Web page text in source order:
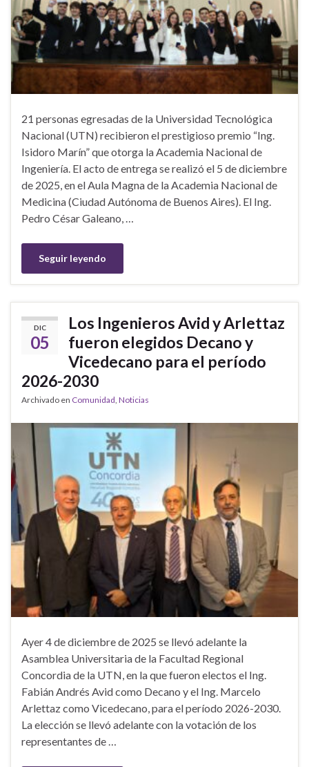
21 personas egresadas de la Universidad Tecnológica
Nacional (UTN) recibieron el prestigioso premio “Ing.
Isidoro Marín” que otorga la Academia Nacional de
Ingeniería. El acto de entrega se realizó el 5 de diciembre
de 2025, en el Aula Magna de la Academia Nacional de
Medicina (Ciudad Autónoma de Buenos Aires). El Ing.
Pedro César Galeano, …
Seguir leyendo
DIC
05
Los Ingenieros Avid y Arlettaz
fueron elegidos Decano y
Vicedecano para el período
2026-2030
Archivado en Comunidad, Noticias
Ayer 4 de diciembre de 2025 se llevó adelante la
Asamblea Universitaria de la Facultad Regional
Concordia de la UTN, en la que fueron electos el Ing.
Fabián Andrés Avid como Decano y el Ing. Marcelo
Arlettaz como Vicedecano, para el período 2026-2030.
La elección se llevó adelante con la votación de los
representantes de …